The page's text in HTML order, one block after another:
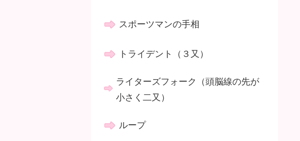
スポーツマンの手相
トライデント（３又）
ライターズフォーク（頭脳線の先が
小さく二又）
ループ